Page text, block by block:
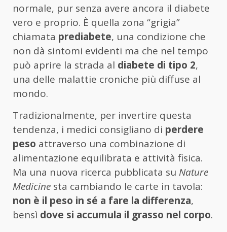
normale, pur senza avere ancora il diabete
vero e proprio. È quella zona “grigia”
chiamata prediabete, una condizione che
non dà sintomi evidenti ma che nel tempo
può aprire la strada al diabete di tipo 2,
una delle malattie croniche più diffuse al
mondo.
Tradizionalmente, per invertire questa
tendenza, i medici consigliano di perdere
peso attraverso una combinazione di
alimentazione equilibrata e attività fisica.
Ma una nuova ricerca pubblicata su Nature
Medicine sta cambiando le carte in tavola:
non è il peso in sé a fare la differenza,
bensì dove si accumula il grasso nel corpo.